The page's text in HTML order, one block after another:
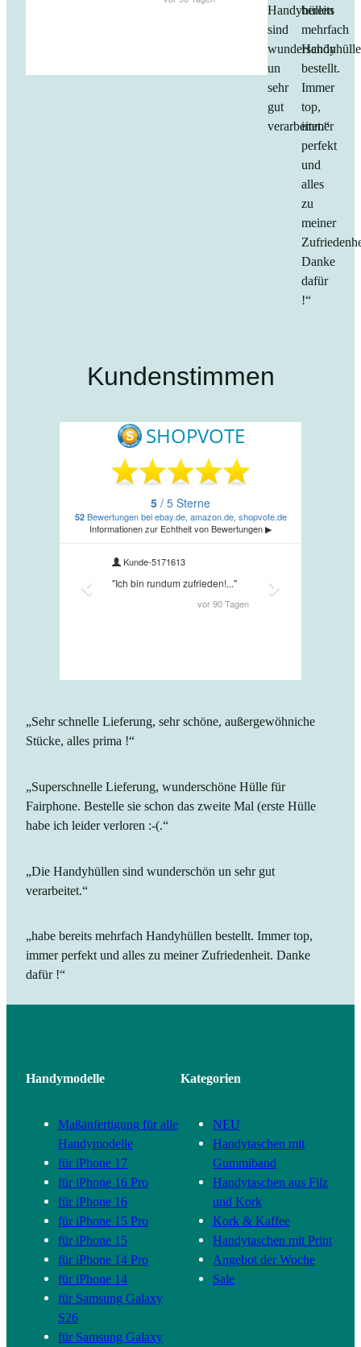
Handyhüllen
sind
wunderschön
un
sehr
gut
verarbeitet.“
bereits
mehrfach
bestellt.
Immer
top,
immer
perfekt
und
alles
zu
meiner
Danke
dafür
!“
Kundenstimmen
„Sehr schnelle Lieferung, sehr schöne, außergewöhniche
Stücke, alles prima !“
„Superschnelle Lieferung, wunderschöne Hülle für
Fairphone. Bestelle sie schon das zweite Mal (erste Hülle
habe ich leider verloren :-(.“
„Die Handyhüllen sind wunderschön un sehr gut
verarbeitet.“
„habe bereits mehrfach Handyhüllen bestellt. Immer top,
immer perfekt und alles zu meiner Zufriedenheit. Danke
dafür !“
Handymodelle
Maßanfertigung für alle
Handymodelle
für iPhone 17
für iPhone 16 Pro
für iPhone 16
für iPhone 15 Pro
für iPhone 15
für iPhone 14 Pro
für iPhone 14
für Samsung Galaxy
S26
für Samsung Galaxy
Kategorien
NEU
Handytaschen mit
Gummiband
Handytaschen aus Filz
und Kork
Kork & Kaffee
Handytaschen mit Print
Angebot der Woche
Sale